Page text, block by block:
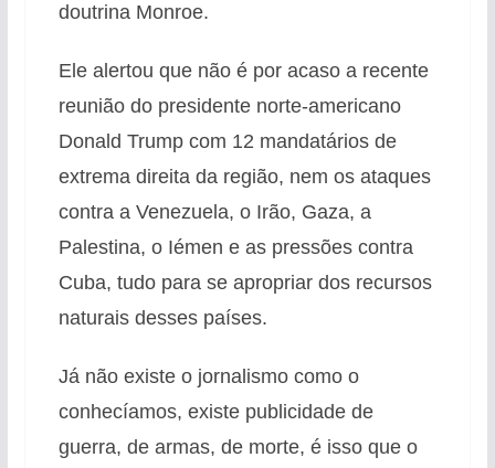
doutrina Monroe.
Ele alertou que não é por acaso a recente
reunião do presidente norte-americano
Donald Trump com 12 mandatários de
extrema direita da região, nem os ataques
contra a Venezuela, o Irão, Gaza, a
Palestina, o Iémen e as pressões contra
Cuba, tudo para se apropriar dos recursos
naturais desses países.
Já não existe o jornalismo como o
conhecíamos, existe publicidade de
guerra, de armas, de morte, é isso que o